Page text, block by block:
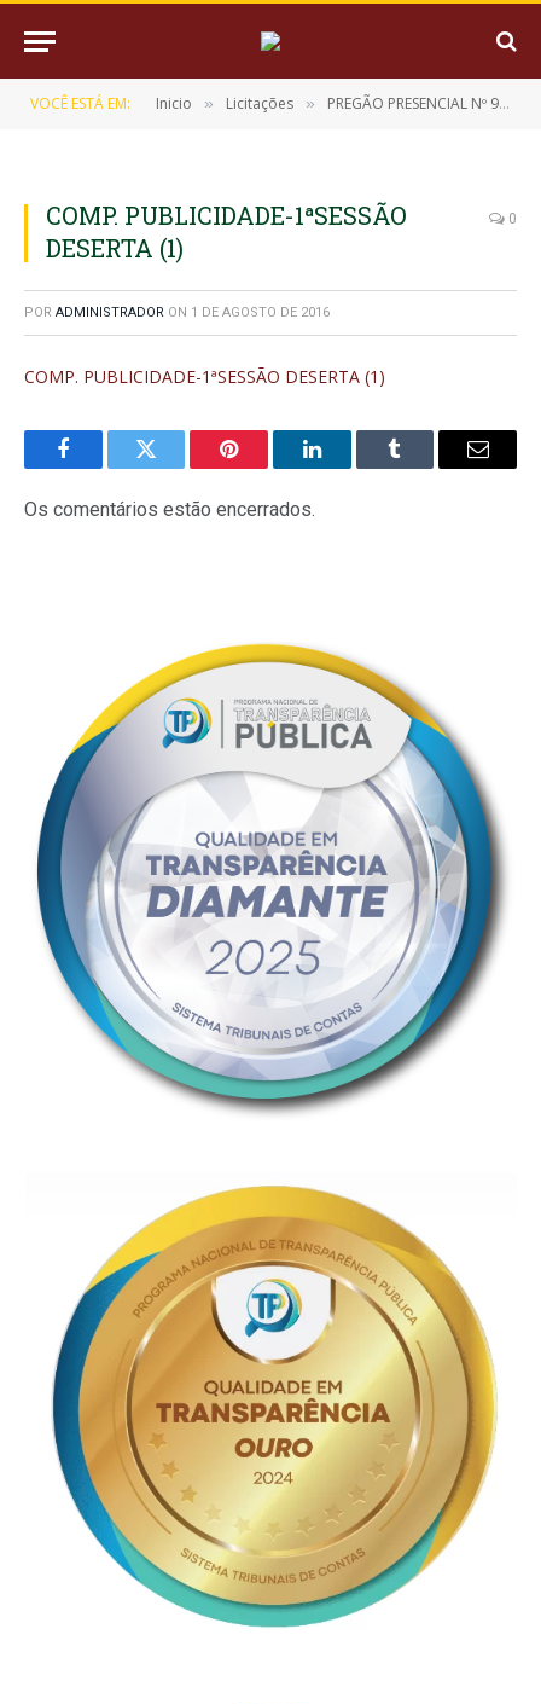
VOCÊ ESTÁ EM: Inicio » Licitações » PREGÃO PRESENCIAL Nº 9/2016-060901 (Deserta)
COMP. PUBLICIDADE-1ªSESSÃO
DESERTA (1)
0
POR ADMINISTRADOR ON 1 DE AGOSTO DE 2016
COMP. PUBLICIDADE-1ªSESSÃO DESERTA (1)
FacebookTwitter Pinterest LinkedInTumblr
E-
Os comentários estão encerrados.